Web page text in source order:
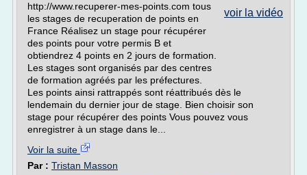
voir la vidéo
http://www.recuperer-mes-points.com tous
les stages de recuperation de points en
France Réalisez un stage pour récupérer
des points pour votre permis B et
obtiendrez 4 points en 2 jours de formation.
Les stages sont organisés par des centres
de formation agréés par les préfectures.
Les points ainsi rattrappés sont réattribués dès le
lendemain du dernier jour de stage. Bien choisir son
stage pour récupérer des points Vous pouvez vous
enregistrer à un stage dans le...
Voir la suite
Par : Tristan Masson